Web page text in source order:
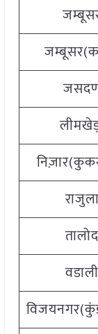
राजुला
तालोद
वडाली